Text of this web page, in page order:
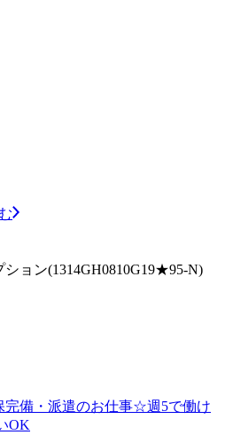
ョン(1314GH0810G19★95-N)
完備・派遣のお仕事☆週5で働け
OK